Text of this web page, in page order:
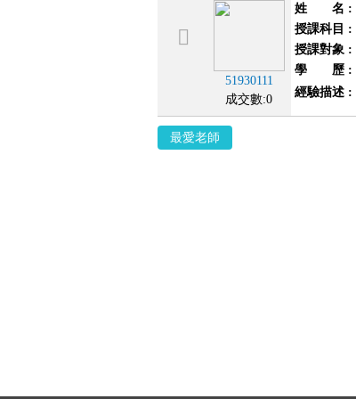
51930111
成交數:0
姓 名 :
授課科目 :
授課對象 :
學 歷 :
經驗描述 :
最愛老師